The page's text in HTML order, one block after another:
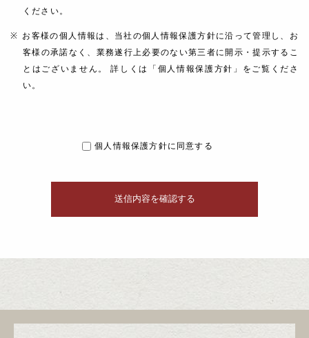
ください。
お客様の個人情報は、当社の個人情報保護方針に沿って管理し、お
客様の承諾なく、業務遂行上必要のない第三者に開示・提示するこ
とはございません。 詳しくは「個人情報保護方針」をご覧くださ
い。
個人情報保護方針に同意する